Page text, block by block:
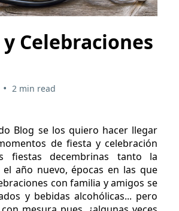
Celebraciones
• 2 min read
Blog se los quiero hacer llegar
de fiesta y celebración
fiestas decembrinas tanto la
el año nuevo, épocas en las que
con familia y amigos se
y bebidas alcohólicas... pero